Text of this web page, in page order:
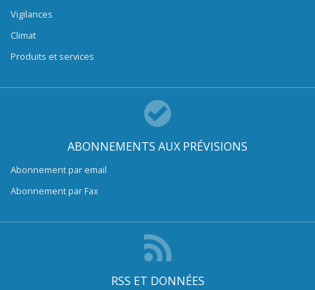
Vigilances
Climat
Produits et services
ABONNEMENTS AUX PRÉVISIONS
Abonnement par email
Abonnement par Fax
RSS ET DONNÉES